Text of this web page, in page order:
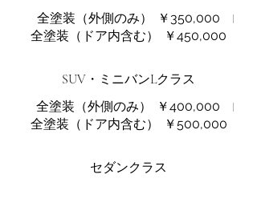
全塗装（外側のみ）
￥350,000
全塗装（ドア内含む）
￥450,000
SUV・ミニバンLクラス
全塗装（外側のみ）
￥400,000
全塗装（ドア内含む）
￥500,000
セダンクラス